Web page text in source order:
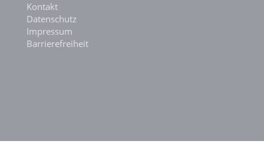
Kontakt
Datenschutz
Impressum
Barrierefreiheit